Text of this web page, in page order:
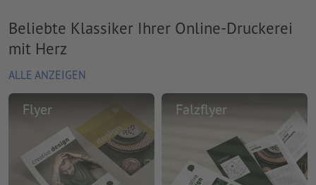
Beliebte Klassiker Ihrer Online-Druckerei
mit Herz
ALLE ANZEIGEN
Flyer Falzflyer